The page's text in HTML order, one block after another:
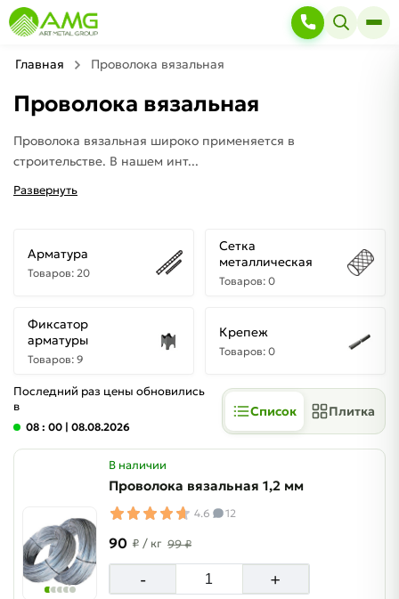
Главная Проволока вязальная
Проволока вязальная
Проволока вязальная широко применяется в
строительстве. В нашем инт...
Развернуть
Арматура
Товаров: 20
Сетка
металлическая
Товаров: 0
Фиксатор
арматуры
Товаров: 9
Крепеж
Товаров: 0
Последний раз цены обновились
в
08 : 00 | 08.08.2026
Список Плитка
В наличии
Проволока вязальная 1,2 мм
4.6 12
90 ₽ / кг 99 ₽
- +